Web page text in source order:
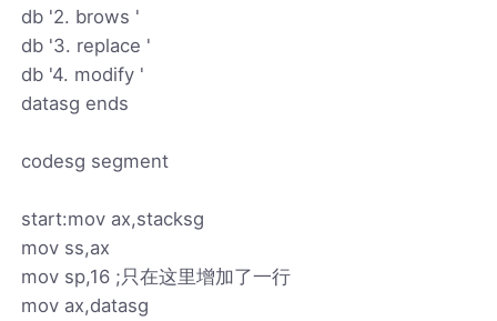
db '2. brows '
db '3. replace '
db '4. modify '
datasg ends
codesg segment
start:mov ax,stacksg
mov ss,ax
mov sp,16 ;只在这里增加了一行
mov ax,datasg